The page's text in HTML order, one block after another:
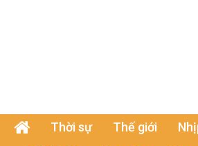
Thời sự Thế giới